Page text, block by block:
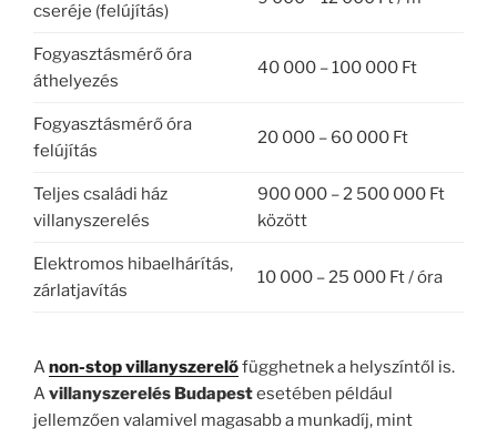
cseréje (felújítás)
Fogyasztásmérő óra
áthelyezés
40 000 – 100 000 Ft
Fogyasztásmérő óra
felújítás
20 000 – 60 000 Ft
Teljes családi ház
villanyszerelés
900 000 – 2 500 000 Ft
között
Elektromos hibaelhárítás,
zárlatjavítás
10 000 – 25 000 Ft / óra
Anon-stop villanyszerelőfügghetnek a helyszíntől is.
Avillanyszerelés Budapestesetében például
jellemzően valamivel magasabb a munkadíj, mint